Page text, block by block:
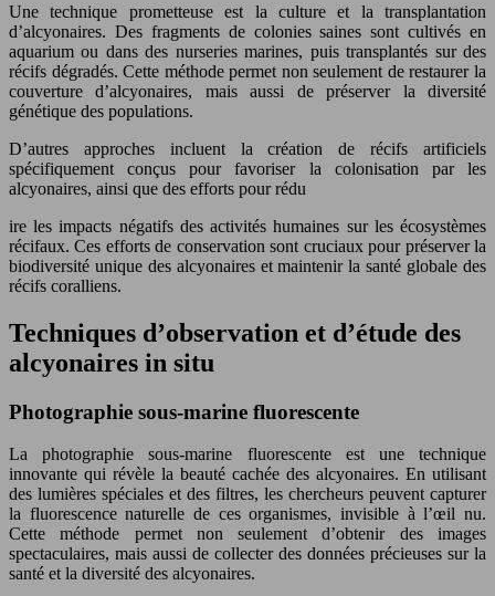
Une technique prometteuse est la culture et la transplantation
d’alcyonaires. Des fragments de colonies saines sont cultivés en
aquarium ou dans des nurseries marines, puis transplantés sur des
récifs dégradés. Cette méthode permet non seulement de restaurer la
couverture d’alcyonaires, mais aussi de préserver la diversité
génétique des populations.
D’autres approches incluent la création de récifs artificiels
spécifiquement conçus pour favoriser la colonisation par les
alcyonaires, ainsi que des efforts pour rédu
ire les impacts négatifs des activités humaines sur les écosystèmes
récifaux. Ces efforts de conservation sont cruciaux pour préserver la
biodiversité unique des alcyonaires et maintenir la santé globale des
récifs coralliens.
Techniques d’observation et d’étude des
alcyonaires in situ
Photographie sous-marine fluorescente
La photographie sous-marine fluorescente est une technique
innovante qui révèle la beauté cachée des alcyonaires. En utilisant
des lumières spéciales et des filtres, les chercheurs peuvent capturer
la fluorescence naturelle de ces organismes, invisible à l’œil nu.
Cette méthode permet non seulement d’obtenir des images
spectaculaires, mais aussi de collecter des données précieuses sur la
santé et la diversité des alcyonaires.